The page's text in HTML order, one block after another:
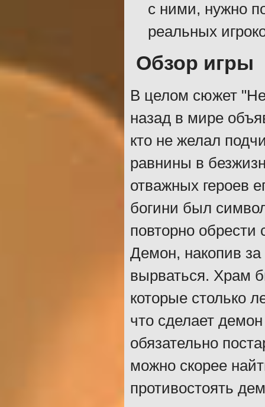
с ними, нужно
реальных
Обзор игры
В целом сюжет
назад в мире
кто не желал
равнины в
отважных героев
богини был
повторно
Демон, накопив
вырваться. Храм
которые столько
что сделает
обязательно
можно скорее
противостоять